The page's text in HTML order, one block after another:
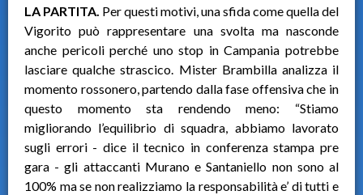
LA PARTITA. Per questi motivi, una sfida come quella del
Vigorito può rappresentare una svolta ma nasconde
anche pericoli perché uno stop in Campania potrebbe
lasciare qualche strascico. Mister Brambilla analizza il
momento rossonero, partendo dalla fase offensiva che in
questo momento sta rendendo meno: “Stiamo
migliorando l’equilibrio di squadra, abbiamo lavorato
sugli errori - dice il tecnico in conferenza stampa pre
gara - gli attaccanti Murano e Santaniello non sono al
100% ma se non realizziamo la responsabilità e’ di tutti e